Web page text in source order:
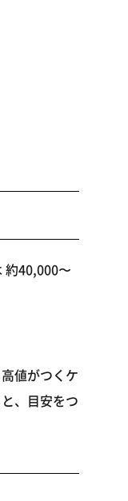
約40,000〜
値がつくケ
、目安をつ